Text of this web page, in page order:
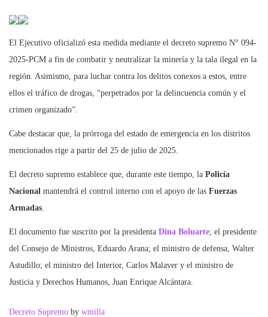
El Ejecutivo oficializó esta medida mediante el decreto supremo N° 094-
2025-PCM a fin de combatir y neutralizar la minería y la tala ilegal en la
región. Asimismo, para luchar contra los delitos conexos a estos, entre
ellos el tráfico de drogas, “perpetrados por la delincuencia común y el
crimen organizado”.
Cabe destacar que, la prórroga del estado de emergencia en los distritos
mencionados rige a partir del 25 de julio de 2025.
El decreto supremo establece que, durante este tiempo, la Policía
Nacional mantendrá el control interno con el apoyo de las Fuerzas
Armadas
El documento fue suscrito por la presidenta Dina Boluarte; el presidente
del Consejo de Ministros, Eduardo Arana; el ministro de defensa, Walter
Astudillo; el ministro del Interior, Carlos Malaver y el ministro de
Justicia y Derechos Humanos, Juan Enrique Alcántara.
Decreto Supremo by wmilla